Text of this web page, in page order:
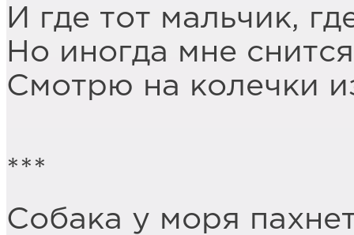
И где тот мальчик,
Но иногда мне
Смотрю на колечки
***
Собака у моря